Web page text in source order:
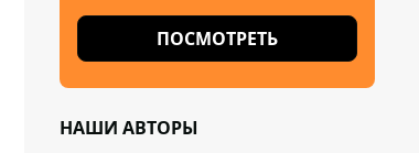
ПОСМОТРЕТЬ
НАШИ АВТОРЫ